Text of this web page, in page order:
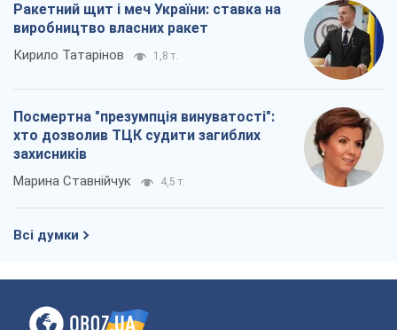
Ракетний щит і меч України: ставка на
виробництво власних ракет
Кирило Татарінов 1,8 т.
Посмертна "презумпція винуватості":
хто дозволив ТЦК судити загиблих
захисників
Марина Ставнійчук 4,5 т.
Всі думки